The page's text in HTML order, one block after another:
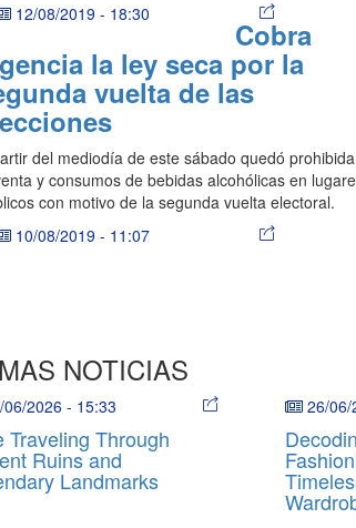
12/08/2019 - 18:30
Cobra
la ley seca por la
vuelta de las
del mediodía de este sábado quedó prohibida
y consumos de bebidas alcohólicas en
con motivo de la segunda vuelta electoral.
10/08/2019 - 11:07
NOTICIAS
06/2026 - 15:33
Traveling Through
Ruins and
Landmarks
26/06/